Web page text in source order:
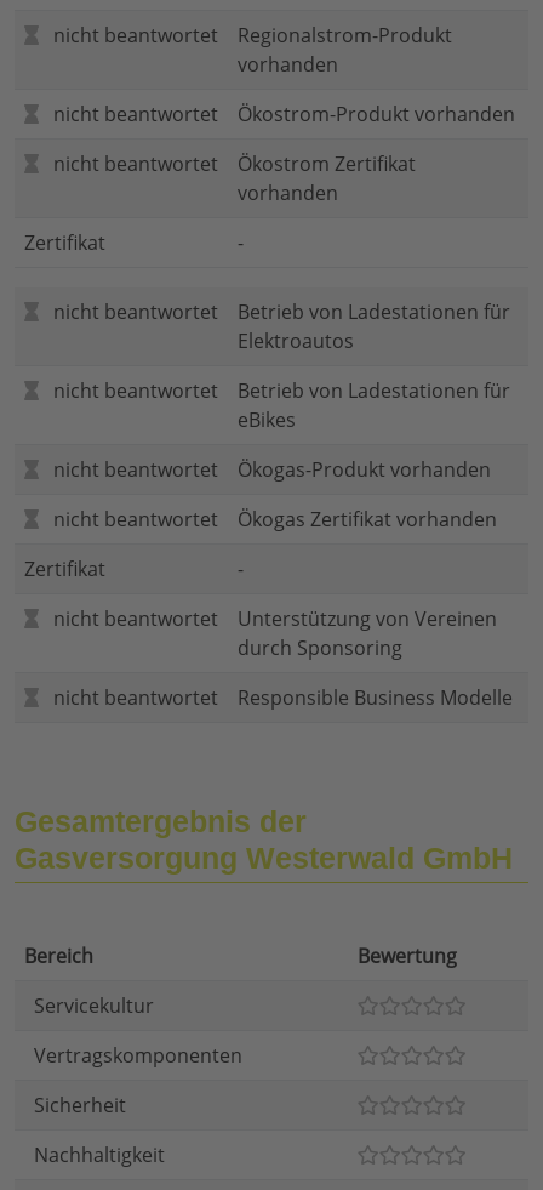
nicht beantwortet
Regionalstrom-Produkt
vorhanden
nicht beantwortet
Ökostrom-Produkt vorhanden
nicht beantwortet
Ökostrom Zertifikat
vorhanden
Zertifikat
-
nicht beantwortet
Betrieb von Ladestationen für
Elektroautos
nicht beantwortet
Betrieb von Ladestationen für
eBikes
nicht beantwortet
Ökogas-Produkt vorhanden
nicht beantwortet
Ökogas Zertifikat vorhanden
Zertifikat
-
nicht beantwortet
Unterstützung von Vereinen
durch Sponsoring
nicht beantwortet
Responsible Business Modelle
Gesamtergebnis der
Gasversorgung Westerwald GmbH
Bereich
Bewertung
Servicekultur
Vertragskomponenten
Sicherheit
Nachhaltigkeit